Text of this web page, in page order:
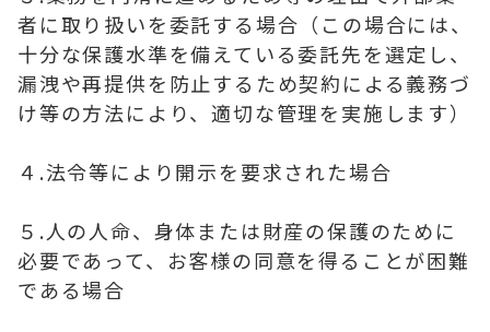
者に取り扱いを委託する場合（この場合には、
十分な保護水準を備えている委託先を選定し、
漏洩や再提供を防止するため契約による義務づ
け等の方法により、適切な管理を実施します）
４.法令等により開示を要求された場合
５.人の人命、身体または財産の保護のために
必要であって、お客様の同意を得ることが困難
である場合